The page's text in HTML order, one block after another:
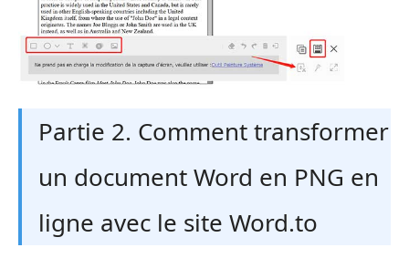
Partie 2. Comment transformer
un document Word en PNG en
ligne avec le site Word.to